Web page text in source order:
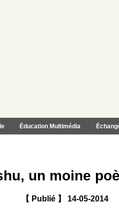
Éducation Multimédia
un moine
【 Publié 】 14-05-2014